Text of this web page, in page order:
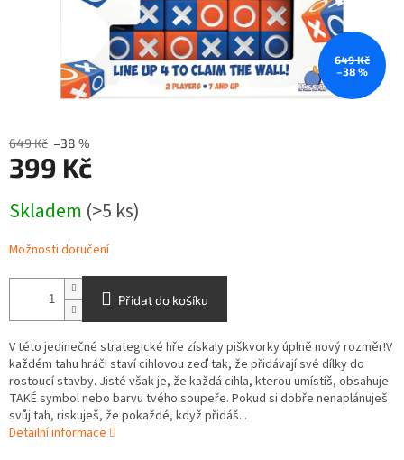
649 Kč
–38 %
649 Kč –38 %
399 Kč
cena:
Skladem (>5 ks)
Možnosti doručení
Přidat do košíku
V této jedinečné strategické hře získaly piškvorky úplně nový rozměr!V
každém tahu hráči staví cihlovou zeď tak, že přidávají své dílky do
rostoucí stavby. Jisté však je, že každá cihla, kterou umístíš, obsahuje
TAKÉ symbol nebo barvu tvého soupeře. Pokud si dobře nenaplánuješ
svůj tah, riskuješ, že pokaždé, když přidáš...
Detailní informace